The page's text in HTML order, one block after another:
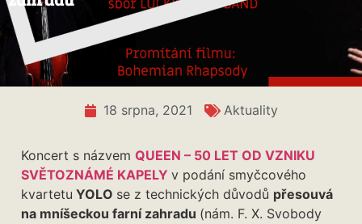
18 srpna, 2021 Aktuality
Koncert s názvem QUEEN – 50 LET OD VZNIKU
SVĚTOZNÁMÉ KAPELY v podání smyčcového
kvartetu YOLO se z technických důvodů přesouvá
na mníšeckou farní zahradu (nám. F. X. Svobody